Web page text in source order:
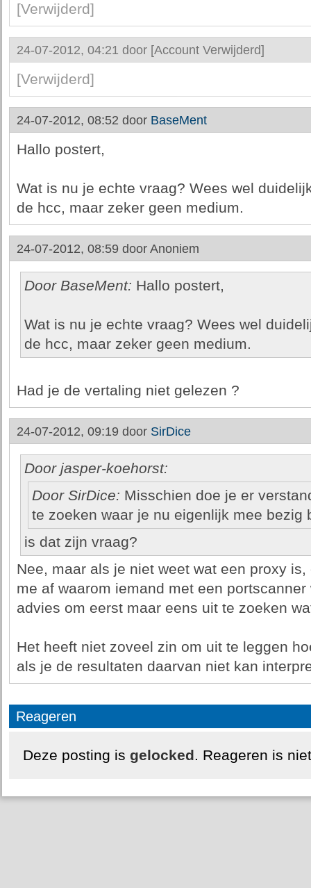
[Verwijderd]
24-07-2012, 04:21 door [Account Verwijderd]
[Verwijderd]
24-07-2012, 08:52 door BaseMent
Hallo postert,
Wat is nu je echte vraag? Wees wel
de hcc, maar zeker geen medium.
24-07-2012, 08:59 door Anoniem
Door BaseMent: Hallo postert,
Wat is nu je echte vraag? Wees wel
de hcc, maar zeker geen medium.
Had je de vertaling niet gelezen ?
24-07-2012, 09:19 door SirDice
Door jasper-koehorst:
Door SirDice: Misschien doe je er
te zoeken waar je nu eigenlijk mee bezig
is dat zijn vraag?
Nee, maar als je niet weet wat een proxy
me af waarom iemand met een
advies om eerst maar eens uit te zoeken
Het heeft niet zoveel zin om uit te leggen
als je de resultaten daarvan niet kan
Reageren
Deze posting is gelocked. Reageren is